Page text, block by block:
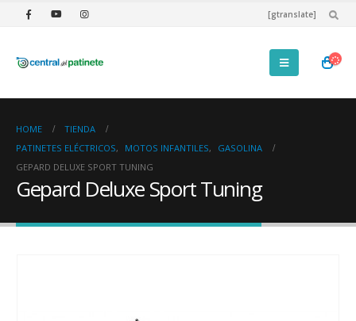
[gtranslate]
HOME
TIENDA
PATINETES ELÉCTRICOS, MOTOS INFANTILES,
GASOLINA
GEPARD DELUXE SPORT TUNING
Gepard Deluxe Sport Tuning